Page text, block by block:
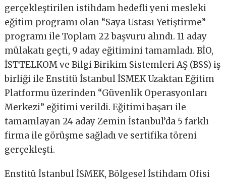
gerçekleştirilen istihdam hedefli yeni mesleki
eğitim programı olan “Saya Ustası Yetiştirme”
programı ile Toplam 22 başvuru alındı. 11 aday
mülakatı geçti, 9 aday eğitimini tamamladı. BİO,
İSTTELKOM ve Bilgi Birikim Sistemleri AŞ (BSS) iş
birliği ile Enstitü İstanbul İSMEK Uzaktan Eğitim
Platformu üzerinden “Güvenlik Operasyonları
Merkezi” eğitimi verildi. Eğitimi başarı ile
tamamlayan 24 aday Zemin İstanbul’da 5 farklı
firma ile görüşme sağladı ve sertifika töreni
gerçekleşti.
Enstitü İstanbul İSMEK, Bölgesel İstihdam Ofisi